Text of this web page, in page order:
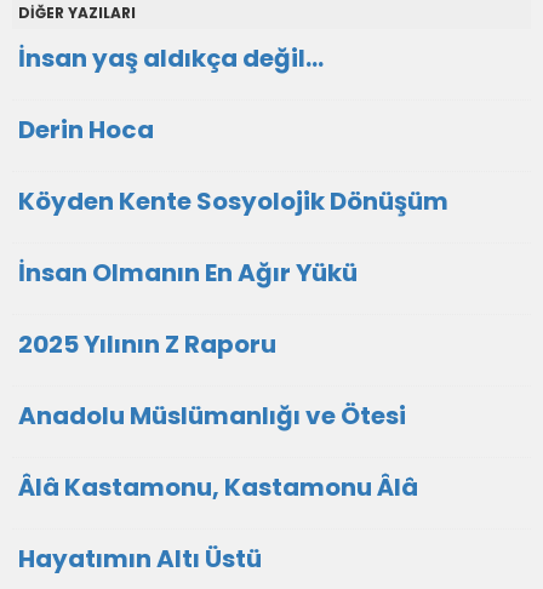
DİĞER YAZILARI
İnsan yaş aldıkça değil...
Derin Hoca
Köyden Kente Sosyolojik Dönüşüm
İnsan Olmanın En Ağır Yükü
2025 Yılının Z Raporu
Anadolu Müslümanlığı ve Ötesi
Âlâ Kastamonu, Kastamonu Âlâ
Hayatımın Altı Üstü